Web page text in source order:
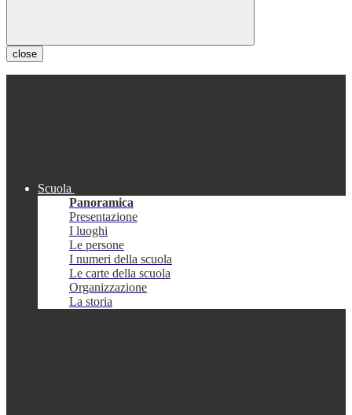
close
Scuola
Panoramica
Presentazione
I luoghi
Le persone
I numeri della scuola
Le carte della scuola
Organizzazione
La storia